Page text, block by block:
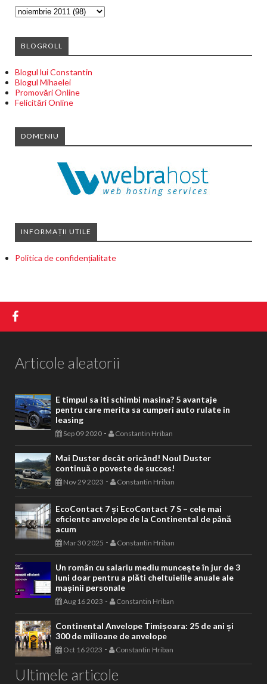
BLOGROLL
Blogul lui Constantin
Blogul Mihaelei
Promovări Online
Felicitări Online
DOMENIU
INFORMAȚII UTILE
Politica de confidențialitate
Articole aleatorii
E timpul sa iti schimbi masina? 5 avantaje
pentru care merita sa cumperi auto rulate in
leasing
Sep 09 2020 - Constantin Hriban
Mai Duster decât oricând! Noul Duster
continuă o poveste de succes!
Nov 29 2023 - Constantin Hriban
EcoContact 7 și EcoContact 7 S – cele mai
eficiente anvelope de la Continental de până
acum
Mar 30 2025 - Constantin Hriban
Un român cu salariu mediu muncește în jur de 3
luni doar pentru a plăti cheltuielile anuale ale
mașinii personale
Aug 16 2023 - Constantin Hriban
Continental Anvelope Timișoara: 25 de ani și
300 de milioane de anvelope
Oct 16 2023 - Constantin Hriban
Ultimele articole